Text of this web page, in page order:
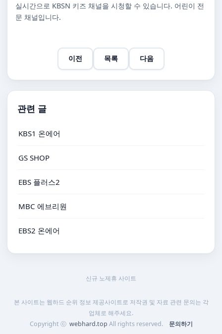
실시간으로 KBSN 키즈 채널을 시청할 수 있습니다. 어린이 전
문 채널입니다.
이전 목록 다음
관련 글
KBS1 온에어
GS SHOP
EBS 플러스2
MBC 에브리원
EBS2 온에어
신규 노제휴 사이트
본 사이트는 웹하드 순위 정보 제공사이트로 저작권 및 자료 관련 문의는 각
업체로 해주세요.
Copyright ⓒ webhard.top All rights reserved. 문의하기